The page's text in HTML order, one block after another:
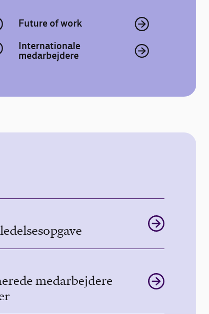
Future of work
Internationale
medarbejdere
medarbejdere